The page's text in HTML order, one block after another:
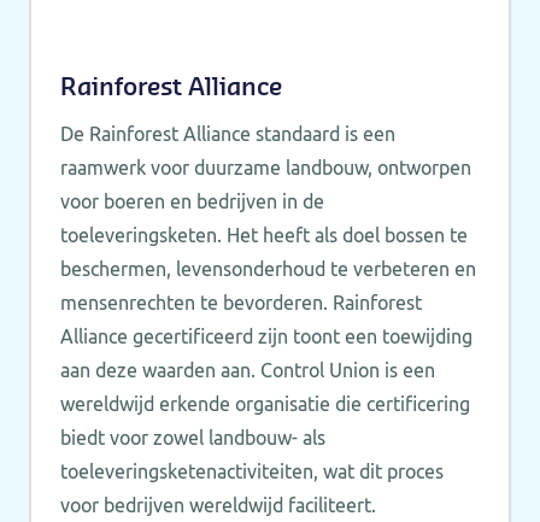
Rainforest Alliance
De Rainforest Alliance standaard is een
raamwerk voor duurzame landbouw, ontworpen
voor boeren en bedrijven in de
toeleveringsketen. Het heeft als doel bossen te
beschermen, levensonderhoud te verbeteren en
mensenrechten te bevorderen. Rainforest
Alliance gecertificeerd zijn toont een toewijding
aan deze waarden aan. Control Union is een
wereldwijd erkende organisatie die certificering
biedt voor zowel landbouw- als
toeleveringsketenactiviteiten, wat dit proces
voor bedrijven wereldwijd faciliteert.